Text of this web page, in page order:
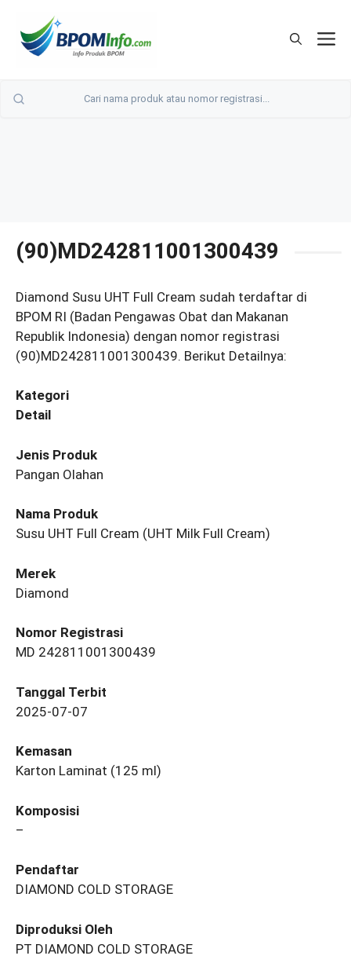
(90)MD242811001300439
Diamond Susu UHT Full Cream sudah terdaftar di
BPOM RI (Badan Pengawas Obat dan Makanan
Republik Indonesia) dengan nomor registrasi
(90)MD242811001300439. Berikut Detailnya:
Kategori
Detail
Jenis Produk
Pangan Olahan
Nama Produk
Susu UHT Full Cream (UHT Milk Full Cream)
Merek
Diamond
Nomor Registrasi
MD 242811001300439
Tanggal Terbit
2025-07-07
Kemasan
Karton Laminat (125 ml)
Komposisi
–
Pendaftar
DIAMOND COLD STORAGE
Diproduksi Oleh
PT DIAMOND COLD STORAGE